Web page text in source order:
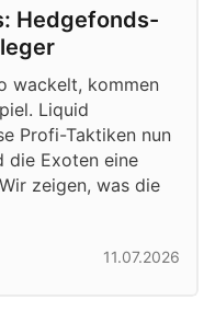
Hedgefonds-
wackelt, kommen
Liquid
Profi-Taktiken nun
die Exoten eine
zeigen, was die
11.07.2026